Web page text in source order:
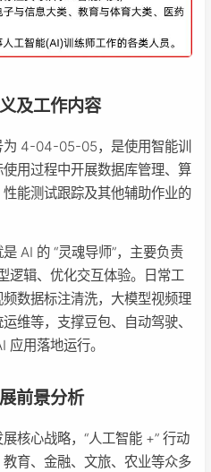
及工作内容
为 4-04-05-05，是使用智能训
用过程中开展数据库管理、算
能测试跟踪及其他辅助作业的
AI 的 “灵魂导师”，主要负责
逻辑、优化交互体验。日常工
数据标注清洗，大模型视频理
维等，支撑豆包、自动驾驶、
用落地运行。
前景分析
核心战略，“人工智能 +” 行动
育、金融、文旅、农业等众多